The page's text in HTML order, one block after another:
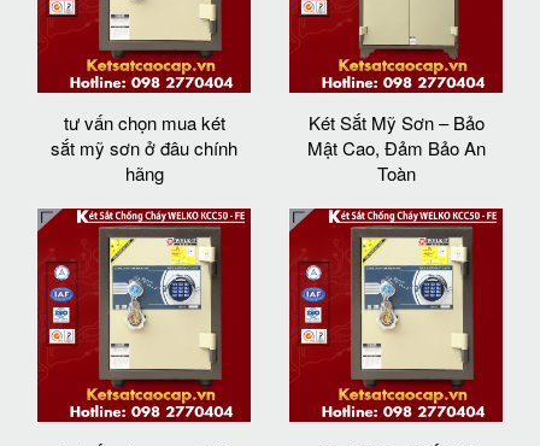
tư vấn chọn mua két
sắt mỹ sơn ở đâu chính
hãng
Két Sắt Mỹ Sơn – Bảo
Mật Cao, Đảm Bảo An
Toàn